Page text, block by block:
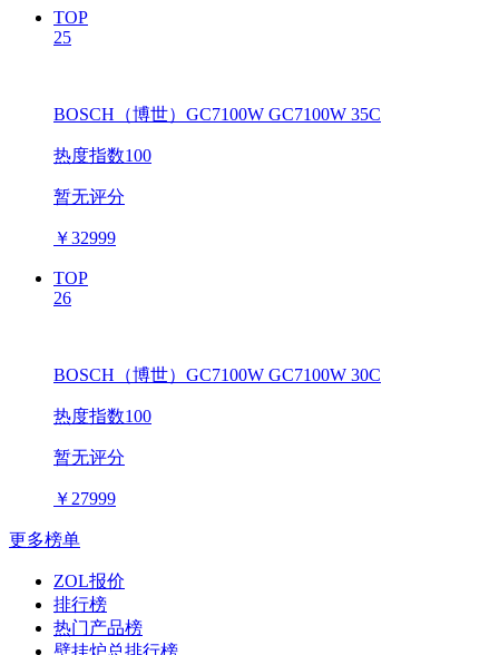
TOP
25
BOSCH（博世）GC7100W GC7100W 35C
热度指数100
暂无评分
￥32999
TOP
26
BOSCH（博世）GC7100W GC7100W 30C
热度指数100
暂无评分
￥ 27999
更多榜单
ZOL报价
排行榜
热门产品榜
壁挂炉总排行榜